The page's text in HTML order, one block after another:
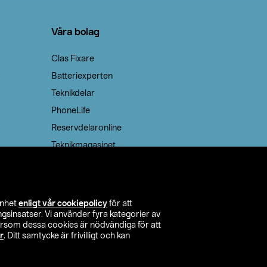
enligt vår cookiepolicy för att
Vi använder fyra kategorier av
dessa cookies är nödvändiga för att
. Ditt samtycke är frivilligt och kan
Våra bolag
Clas Fixare
Batteriexperten
Teknikdelar
PhoneLife
Reservdelaronline
Teknikmagasinet